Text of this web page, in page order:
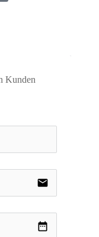
Kunden
email
date_range